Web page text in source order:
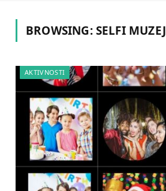
BROWSING:SELFI MUZEJ
AKTIVNOSTI